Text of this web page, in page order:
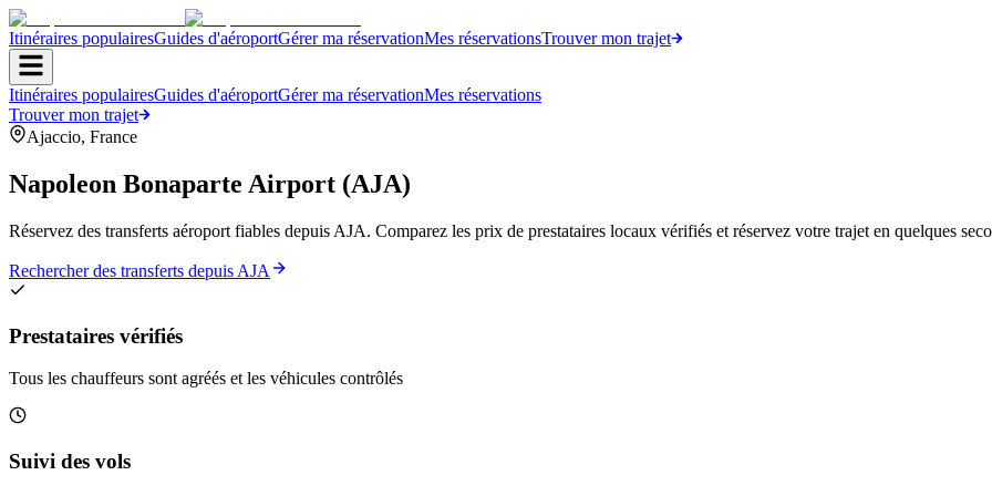
Itinéraires populairesGuides d'aéroportGérer ma réservationMes réservationsTrouver mon trajet
Itinéraires populairesGuides d'aéroportGérer ma réservationMes réservations
Trouver mon trajet
Ajaccio, France
Napoleon Bonaparte Airport (AJA)
Réservez des transferts aéroport fiables depuis AJA. Comparez les prix de prestataires locaux vérifiés et réservez votre trajet en quelques
Rechercher des transferts depuis AJA
Prestataires vérifiés
Tous les chauffeurs sont agréés et les véhicules contrôlés
Suivi des vols